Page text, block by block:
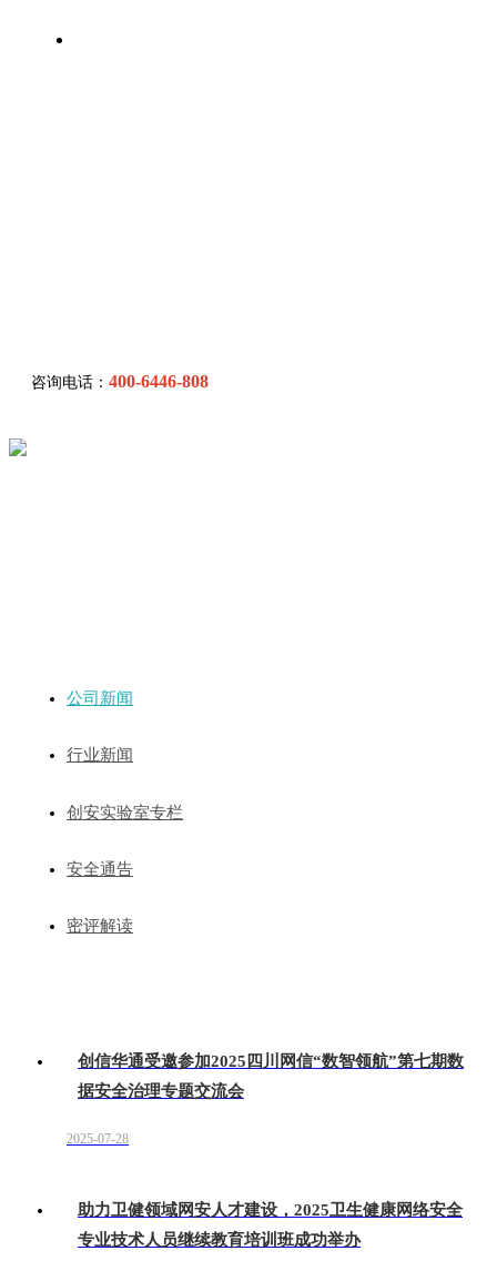
咨询电话： 400-6446-808
公司新闻
行业新闻
创安实验室专栏
安全通告
密评解读
创信华通受邀参加2025四川网信“数智领航”第七期数
据安全治理专题交流会
2025-07-28
助力卫健领域网安人才建设，2025卫生健康网络安全
专业技术人员继续教育培训班成功举办